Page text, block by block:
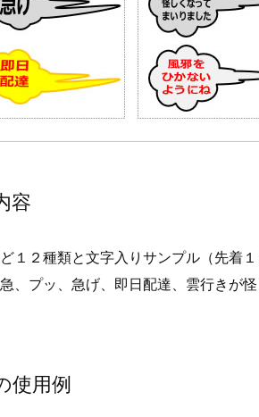
容
１２種類と文字入りサンプル（先着
、プッ、急げ、即日配達、雲行きが
使用例